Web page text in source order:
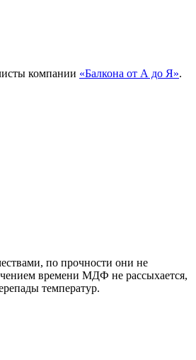
компании «Балкона от А до Я».
по прочности они не
времени МДФ не рассыхается,
температур.